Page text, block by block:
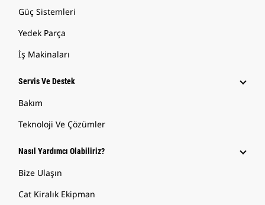
Güç Sistemleri
Yedek Parça
İş Makinaları
Servis Ve Destek
Bakım
Teknoloji Ve Çözümler
Nasıl Yardımcı Olabiliriz?
Bize Ulaşın
Cat Kiralık Ekipman